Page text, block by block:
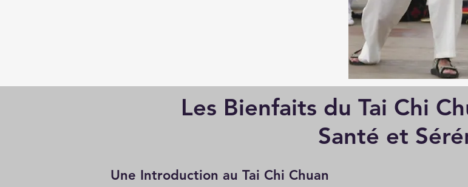
Les Bienfaits du Tai Chi
Santé et
Une Introduction au Tai Chi Chuan